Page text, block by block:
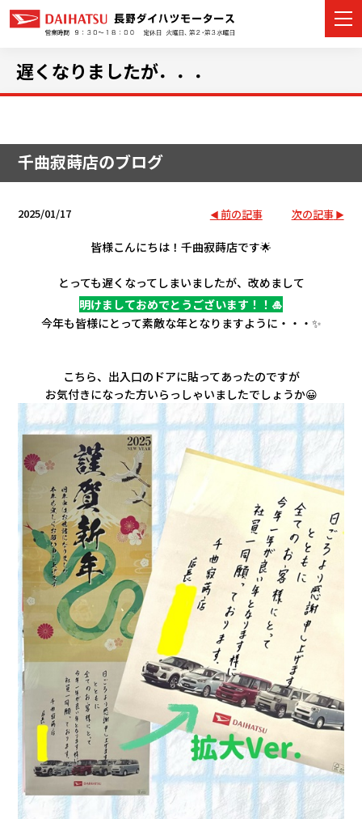
店舗情報
イベント・キャンペーン
ご購入者サポート
アフターサポート
会社情報
カタ
リコ
お問
遅くなりましたが．．．
千曲寂蒔店のブログ
2025/01/17 前の記事 次の記事
皆様こんにちは！千曲寂蒔店です🌟
とっても遅くなってしまいましたが、改めまして
明けましておめでとうございます！！🎍
今年も皆様にとって素敵な年となりますように・・・✨
こちら、出入口のドアに貼ってあったのですが
お気付きになった方いらっしゃいましたでしょうか😀